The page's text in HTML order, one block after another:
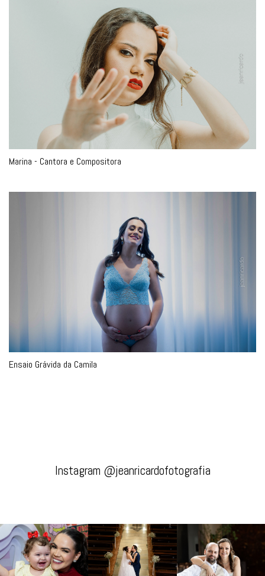
Marina - Cantora e Compositora
Ensaio Grávida da Camila
Instagram @jeanricardofotografia